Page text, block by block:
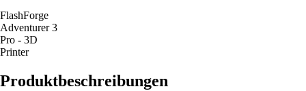
FlashForge
Adventurer 3
Pro - 3D
Printer
Produktbeschreibungen